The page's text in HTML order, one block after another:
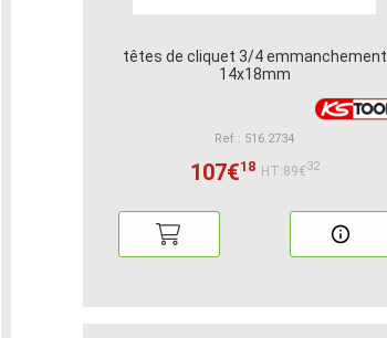
têtes de cliquet 3/4 emmanchement
14x18mm
Ref : 516.2734
107€18 HT:89€32